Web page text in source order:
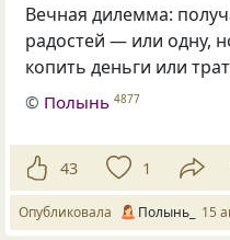
Вечная дилемма:
радостей — или одну,
копить деньги или
© Полынь 4877
43 1
Опубликовала Полынь_ 15